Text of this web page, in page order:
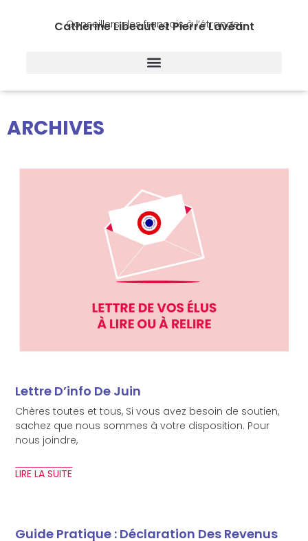
Catherine Libeaut et Pierre Lavéant
Conseillers des français à l’étranger
ARCHIVES
Lettre D’info De Juin
Chères toutes et tous, Si vous avez besoin de soutien,
sachez que nous sommes à votre disposition. Pour
nous joindre,
LIRE LA SUITE
Guide Pratique : Déclaration Des Revenus